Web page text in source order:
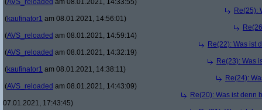
(AVS_reloaded am 08.01.2021, 14:33:55)
Re(25):
(kaufinator1 am 08.01.2021, 14:56:01)
(AVS_reloaded am 08.01.2021, 14:59:14)
Re(22): Was ist
(AVS_reloaded am 08.01.2021, 14:32:19)
Re(23): Was
(kaufinator1 am 08.01.2021, 14:38:11)
Re(24):
(AVS_reloaded am 08.01.2021, 14:43:09)
Re(20): Was ist denn
07.01.2021, 17:43:45)